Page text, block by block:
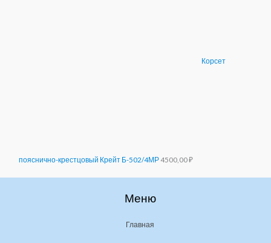
Корсет
пояснично-крестцовый Крейт Б-502/4МР4500,00₽
Меню
Главная